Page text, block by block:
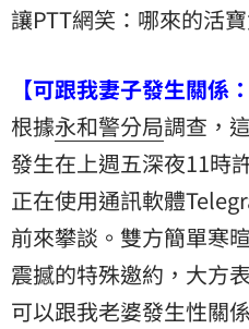
讓PTT網笑：哪來的活
【可跟我妻子發生關係
根據永和警分局調查，
發生在上週五深夜11時
正在使用通訊軟體
前來攀談。雙方簡單寒
震撼的特殊邀約，大方
可以跟我老婆發生性關